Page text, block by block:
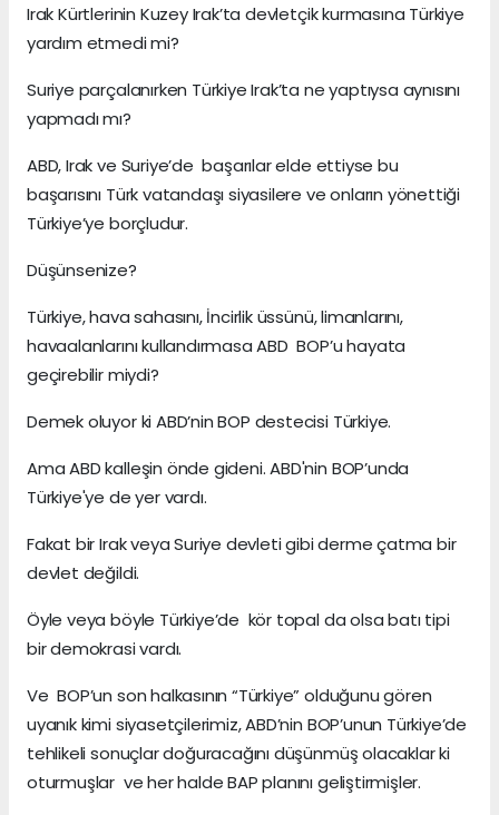
Irak Kürtlerinin Kuzey Irak’ta devletçik kurmasına Türkiye
yardım etmedi mi?
Suriye parçalanırken Türkiye Irak’ta ne yaptıysa aynısını
yapmadı mı?
ABD, Irak ve Suriye’de başarılar elde ettiyse bu
başarısını Türk vatandaşı siyasilere ve onların yönettiği
Türkiye’ye borçludur.
Düşünsenize?
Türkiye, hava sahasını, İncirlik üssünü, limanlarını,
havaalanlarını kullandırmasa ABD BOP’u hayata
geçirebilir miydi?
Demek oluyor ki ABD’nin BOP destecisi Türkiye.
Ama ABD kalleşin önde gideni. ABD'nin BOP’unda
Türkiye'ye de yer vardı.
Fakat bir Irak veya Suriye devleti gibi derme çatma bir
devlet değildi.
Öyle veya böyle Türkiye’de kör topal da olsa batı tipi
bir demokrasi vardı.
Ve BOP’un son halkasının “Türkiye” olduğunu gören
uyanık kimi siyasetçilerimiz, ABD’nin BOP’unun Türkiye’de
tehlikeli sonuçlar doğuracağını düşünmüş olacaklar ki
oturmuşlar ve her halde BAP planını geliştirmişler.